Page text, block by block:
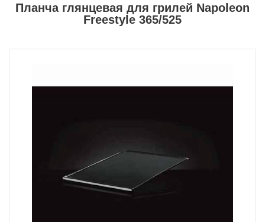
Планча глянцевая для грилей Napoleon
Freestyle 365/525